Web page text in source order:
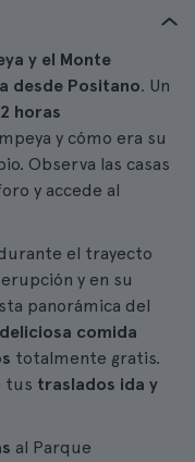
y el Monte
desde Positano. Un
2 horas
y cómo era su
Observa las casas
y accede al
el trayecto
y en su
panorámica del
deliciosa comida
totalmente gratis.
tus traslados ida y
al Parque